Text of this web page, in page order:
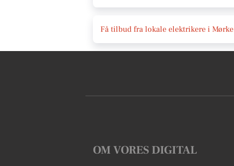
Få tilbud fra lokale elektrikere i Mørke
OM VORES DIGITAL